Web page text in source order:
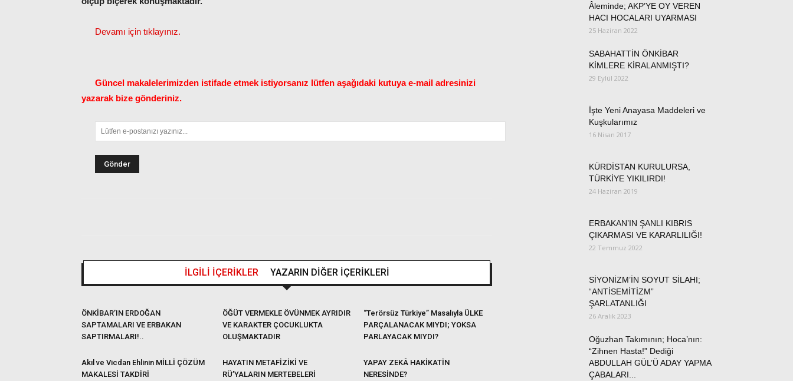
Devamı için tıklayınız.
Güncel makalelerimizden istifade etmek istiyorsanız lütfen aşağıdaki kutuya e-mail adresinizi
yazarak bize gönderiniz.
İLGİLİ İÇERİKLER YAZARIN DİĞER İÇERİKLERİ
ÖNKİBAR’IN ERDOĞAN
SAPTAMALARI VE ERBAKAN
SAPTIRMALARI!..
ÖĞÜT VERMEKLE ÖVÜNMEK AYRIDIR
VE KARAKTER ÇOCUKLUKTA
OLUŞMAKTADIR
“Terörsüz Türkiye” Masalıyla ÜLKE
PARÇALANACAK MIYDI; YOKSA
PARLAYACAK MIYDI?
Akıl ve Vicdan Ehlinin MİLLİ ÇÖZÜM
MAKALESİ TAKDİRİ
HAYATIN METAFİZİKİ VE
RÜ’YALARIN MERTEBELERİ
YAPAY ZEKÂ HAKİKATİN
NERESİNDE?
Âleminde; AKP’YE OY VEREN
HACI HOCALARI UYARMASI
25 Haziran 2022
SABAHATTİN ÖNKİBAR
KİMLERE KİRALANMIŞTI?
29 Eylül 2022
İşte Yeni Anayasa Maddeleri ve
Kuşkularımız
16 Nisan 2017
KÜRDİSTAN KURULURSA,
TÜRKİYE YIKILIRDI!
24 Haziran 2019
ERBAKAN’IN ŞANLI KIBRIS
ÇIKARMASI VE KARARLILIĞI!
22 Temmuz 2022
SİYONİZM’İN SOYUT SİLAHI;
“ANTİSEMİTİZM”
ŞARLATANLIĞI
26 Aralık 2023
Oğuzhan Takımının; Hoca’nın:
“Zihnen Hasta!” Dediği
ABDULLAH GÜL’Ü ADAY YAPMA
ÇABALARI...